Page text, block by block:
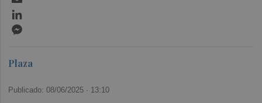
Plaza
Publicado: 08/06/2025 · 13:10